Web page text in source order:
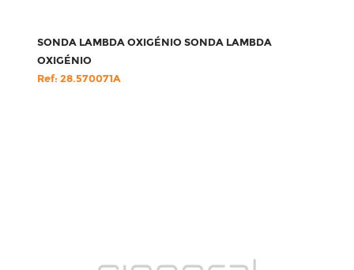
SONDA LAMBDA OXIGÉNIO SONDA LAMBDA
OXIGÉNIO
Ref: 28.570071A